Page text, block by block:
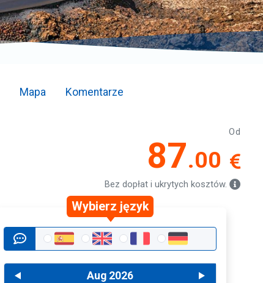
Mapa Komentarze
Od
87.00
Bez dopłat i ukrytych kosztów.
Wybierz język
Aug 2026